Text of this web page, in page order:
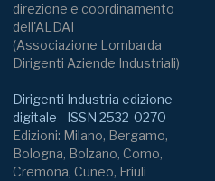
direzione e coordinamento
dell'ALDAI
(Associazione Lombarda
Dirigenti Aziende Industriali)
Dirigenti Industria edizione
digitale - ISSN 2532-0270
Edizioni: Milano, Bergamo,
Bologna, Bolzano, Como,
Cremona, Cuneo, Friuli